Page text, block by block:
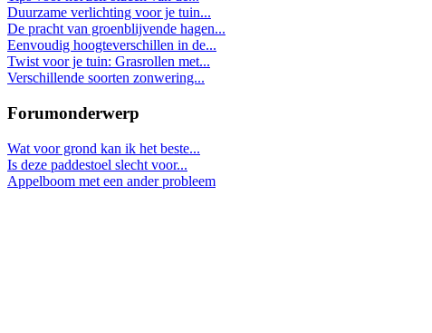
Duurzame verlichting voor je tuin...
De pracht van groenblijvende hagen...
Eenvoudig hoogteverschillen in de...
Twist voor je tuin: Grasrollen met...
Verschillende soorten zonwering...
Forumonderwerp
Wat voor grond kan ik het beste...
Is deze paddestoel slecht voor...
Appelboom met een ander probleem